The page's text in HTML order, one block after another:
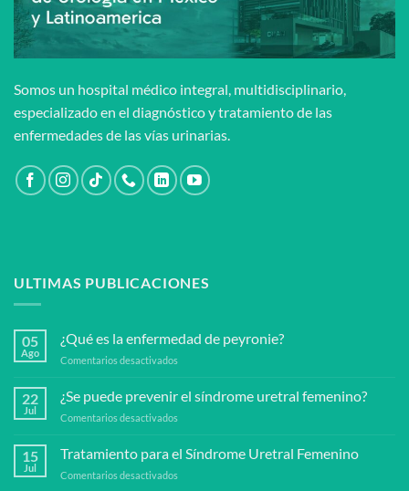
Somos un hospital médico integral, multidisciplinario,
especializado en el diagnóstico y tratamiento de las
enfermedades de las vías urinarias.
ULTIMAS PUBLICACIONES
05
Ago
¿Qué es la enfermedad de peyronie?
Comentarios desactivados
enfermedad
peyronie?
22
Jul
¿Se puede prevenir el síndrome uretral femenino?
Comentarios desactivados
puede
el
15
Jul
Tratamiento para el Síndrome Uretral Femenino
Comentarios desactivados